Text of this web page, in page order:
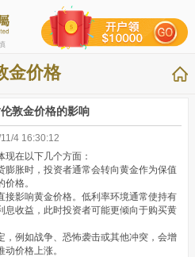
金价格
敦金价格的影响
4 16:30:12
在以下几个方面：
膨胀时，投资者通常会转向黄金作为保值
格。
接影响黄金价格。低利率环境通常使持有
息收益，此时投资者可能更倾向于购买黄
，例如战争、恐怖袭击或其他冲突，会增
价格上涨。